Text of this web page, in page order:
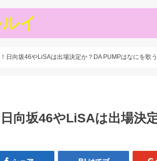
イ
日向坂46やLiSAは出場決定か？DA PUMPはなにを歌う
向坂46やLiSAは出場決